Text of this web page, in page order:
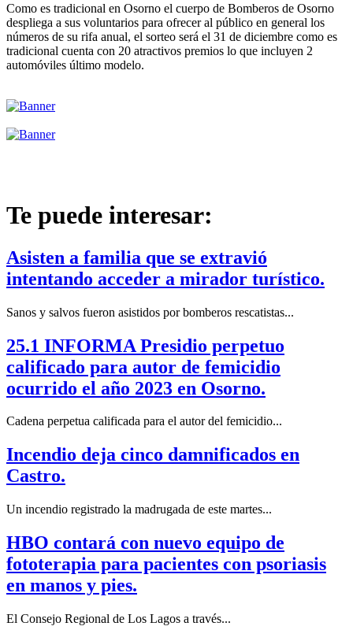
Como es tradicional en Osorno el cuerpo de Bomberos de Osorno
despliega a sus voluntarios para ofrecer al público en general los
números de su rifa anual, el sorteo será el 31 de diciembre como es
tradicional cuenta con 20 atractivos premios lo que incluyen 2
automóviles último modelo.
Te puede interesar:
Asisten a familia que se extravió
intentando acceder a mirador turístico.
Sanos y salvos fueron asistidos por bomberos rescatistas...
25.1 INFORMA Presidio perpetuo
calificado para autor de femicidio
ocurrido el año 2023 en Osorno.
Cadena perpetua calificada para el autor del femicidio...
Incendio deja cinco damnificados en
Castro.
Un incendio registrado la madrugada de este martes...
HBO contará con nuevo equipo de
fototerapia para pacientes con psoriasis
en manos y pies.
El Consejo Regional de Los Lagos a través...